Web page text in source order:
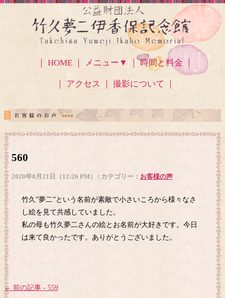
｜ HOME ｜ メニュー▼ ｜ 時間と料金 ｜
｜ アクセス ｜ 撮影について ｜
560
2020年8月21日（12:26 PM） | カテゴリー： お客様の声
竹久”夢二”という名前が素敵で小さいころから様々なさ
し絵を見て共感していました。
私の母も竹久夢二さんの絵とお名前が大好きです。今日
は来て良かったです。ありがとうございました。
← 前の記事 - 559